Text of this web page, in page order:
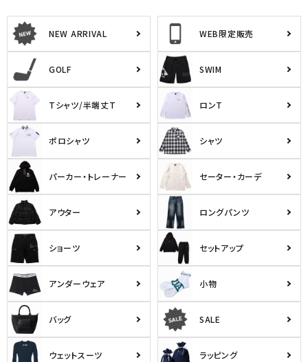
詳しい条件から探す
NEW ARRIVAL WEB限定販売
GOLF SWIM
Tシャツ/半端丈T ロンT
ポロシャツ シャツ
パーカー・トレーナー セーター・カーデ
アウター ロングパンツ
ショーツ セットアップ
アンダーウェア 小物
バッグ SALE
ウェットスーツ ラッピング